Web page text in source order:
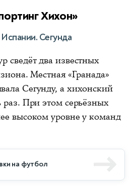
Хихон»
Сегунда
сведёт два известных
Местная «Гранада»
Сегунду, а хихонский
При этом серьёзных
высоком уровне у команд
на футбол